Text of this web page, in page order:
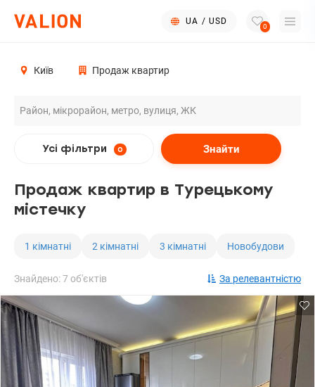
UA / USD
0
Київ Продаж квартир
Усі фільтри 0 Знайти
Продаж квартир в Турецькому
містечку
1 кімнатні 2 кімнатні 3 кімнатні Новобудови
Знайдено: 7 об'єктів За релевантністю